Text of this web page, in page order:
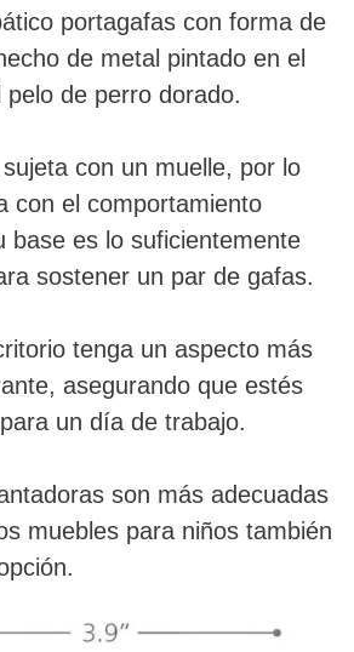
portagafas con forma de
de metal pintado en el
de perro dorado.
con un muelle, por lo
con el comportamiento
base es lo suficientemente
sostener un par de gafas.
tenga un aspecto más
asegurando que estés
un día de trabajo.
son más adecuadas
muebles para niños también